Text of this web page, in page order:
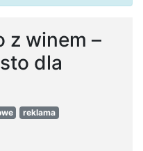
z winem –
dla
reklama